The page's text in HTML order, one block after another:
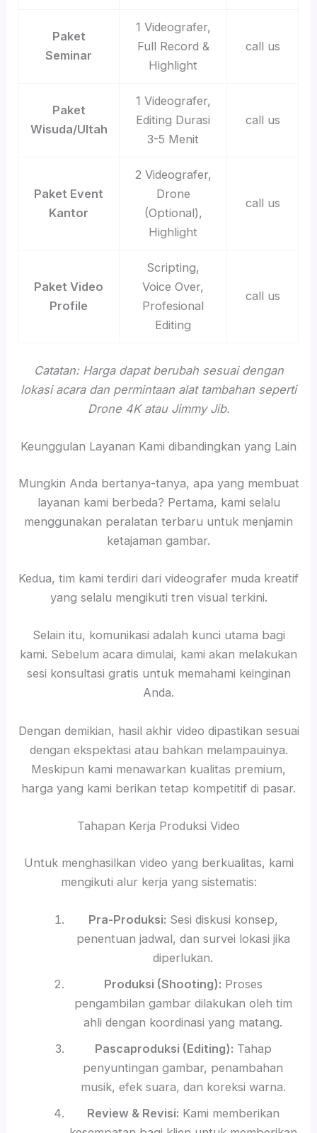
Paket
Seminar
1 Videografer,
Full Record &
Highlight
call us
Paket
Wisuda/Ultah
1 Videografer,
Editing Durasi
3-5 Menit
call us
Paket Event
Kantor
2 Videografer,
Drone
(Optional),
Highlight
call us
Paket Video
Profile
Scripting,
Voice Over,
Profesional
Editing
call us
Catatan: Harga dapat berubah sesuai dengan
lokasi acara dan permintaan alat tambahan seperti
Drone 4K atau Jimmy Jib.
Keunggulan Layanan Kami dibandingkan yang Lain
Mungkin Anda bertanya-tanya, apa yang membuat
layanan kami berbeda? Pertama, kami selalu
menggunakan peralatan terbaru untuk menjamin
ketajaman gambar.
Kedua, tim kami terdiri dari videografer muda kreatif
yang selalu mengikuti tren visual terkini.
Selain itu, komunikasi adalah kunci utama bagi
kami. Sebelum acara dimulai, kami akan melakukan
sesi konsultasi gratis untuk memahami keinginan
Anda.
Dengan demikian, hasil akhir video dipastikan sesuai
dengan ekspektasi atau bahkan melampauinya.
Meskipun kami menawarkan kualitas premium,
harga yang kami berikan tetap kompetitif di pasar.
Tahapan Kerja Produksi Video
Untuk menghasilkan video yang berkualitas, kami
mengikuti alur kerja yang sistematis:
Pra-Produksi: Sesi diskusi konsep,
penentuan jadwal, dan survei lokasi jika
diperlukan.
Produksi (Shooting): Proses
pengambilan gambar dilakukan oleh tim
ahli dengan koordinasi yang matang.
Pascaproduksi (Editing): Tahap
penyuntingan gambar, penambahan
musik, efek suara, dan koreksi warna.
Review & Revisi: Kami memberikan